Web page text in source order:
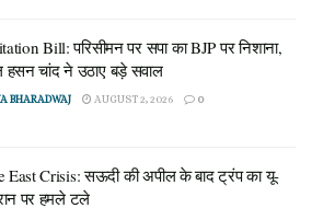
Bill: परिसीमन पर सपा का BJP पर निशाना,
चांद ने उठाए बड़े सवाल
BHARADWAJ AUGUST 2, 2026 0
East Crisis: सऊदी की अपील के बाद ट्रंप का यू-
पर हमले टले